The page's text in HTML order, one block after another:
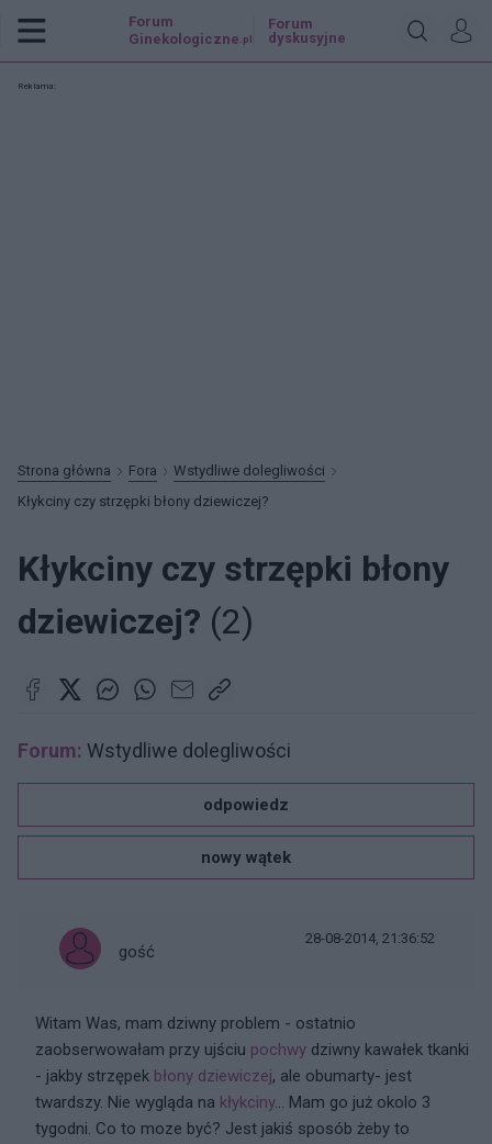
Forum
Ginekologiczne .pl
Forum
dyskusyjne
Reklama:
Strona główna Fora
Wstydliwe dolegliwości
Kłykciny czy strzępki błony dziewiczej?
Kłykciny czy strzępki błony
dziewiczej? (2)
Forum: Wstydliwe dolegliwości
odpowiedz
nowy wątek
gość
28-08-2014, 21:36:52
Witam Was, mam dziwny problem - ostatnio
zaobserwowałam przy ujściu pochwy dziwny kawałek tkanki
- jakby strzępek błony dziewiczej, ale obumarty- jest
twardszy. Nie wygląda na kłykciny... Mam go już okolo 3
tygodni. Co to moze być? Jest jakiś sposób żeby to